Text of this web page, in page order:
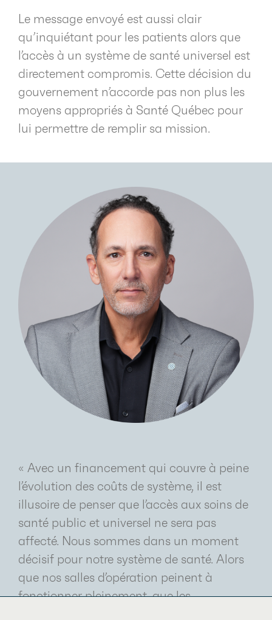
Le message envoyé est aussi clair
qu’inquiétant pour les patients alors que
l’accès à un système de santé universel est
directement compromis. Cette décision du
gouvernement n’accorde pas non plus les
moyens appropriés à Santé Québec pour
lui permettre de remplir sa mission.
« Avec un financement qui couvre à peine
l’évolution des coûts de système, il est
illusoire de penser que l’accès aux soins de
santé public et universel ne sera pas
affecté. Nous sommes dans un moment
décisif pour notre système de santé. Alors
que nos salles d’opération peinent à
fonctionner pleinement, que les